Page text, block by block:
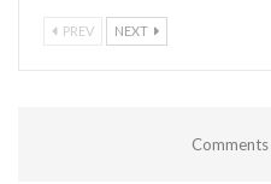
PREV NEXT